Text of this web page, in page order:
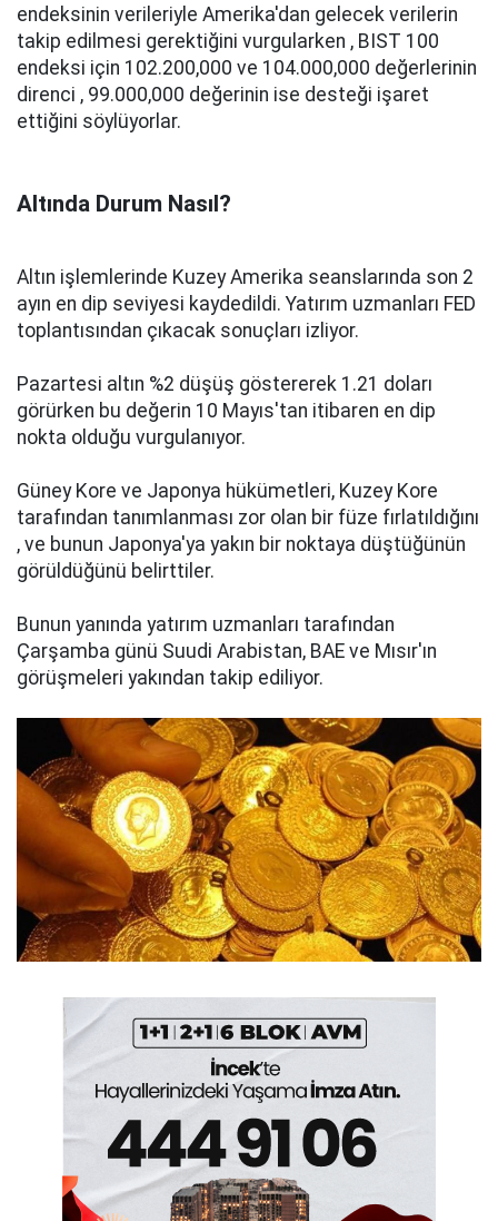
endeksinin verileriyle Amerika'dan gelecek verilerin
takip edilmesi gerektiğini vurgularken , BIST 100
endeksi için 102.200,000 ve 104.000,000 değerlerinin
direnci , 99.000,000 değerinin ise desteği işaret
ettiğini söylüyorlar.
Altında Durum Nasıl?
Altın işlemlerinde Kuzey Amerika seanslarında son 2
ayın en dip seviyesi kaydedildi. Yatırım uzmanları FED
toplantısından çıkacak sonuçları izliyor.
Pazartesi altın %2 düşüş göstererek 1.21 doları
görürken bu değerin 10 Mayıs'tan itibaren en dip
nokta olduğu vurgulanıyor.
Güney Kore ve Japonya hükümetleri, Kuzey Kore
tarafından tanımlanması zor olan bir füze fırlatıldığını
, ve bunun Japonya'ya yakın bir noktaya düştüğünün
görüldüğünü belirttiler.
Bunun yanında yatırım uzmanları tarafından
Çarşamba günü Suudi Arabistan, BAE ve Mısır'ın
görüşmeleri yakından takip ediliyor.